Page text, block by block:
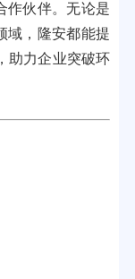
作伙伴。无论是
域，隆安都能提
助力企业突破环